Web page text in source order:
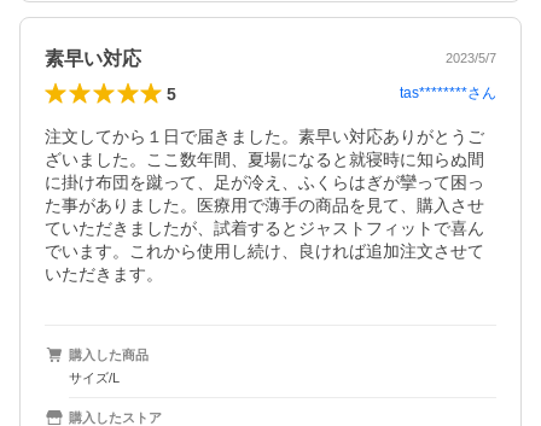
素早い対応 2023/5/7
5 tas********さん
注文してから１日で届きました。素早い対応ありがとうご
ざいました。ここ数年間、夏場になると就寝時に知らぬ間
に掛け布団を蹴って、足が冷え、ふくらはぎが攣って困っ
た事がありました。医療用で薄手の商品を見て、購入させ
ていただきましたが、試着するとジャストフィットで喜ん
でいます。これから使用し続け、良ければ追加注文させて
いただきます。
購入した商品
サイズ/L
購入したストア